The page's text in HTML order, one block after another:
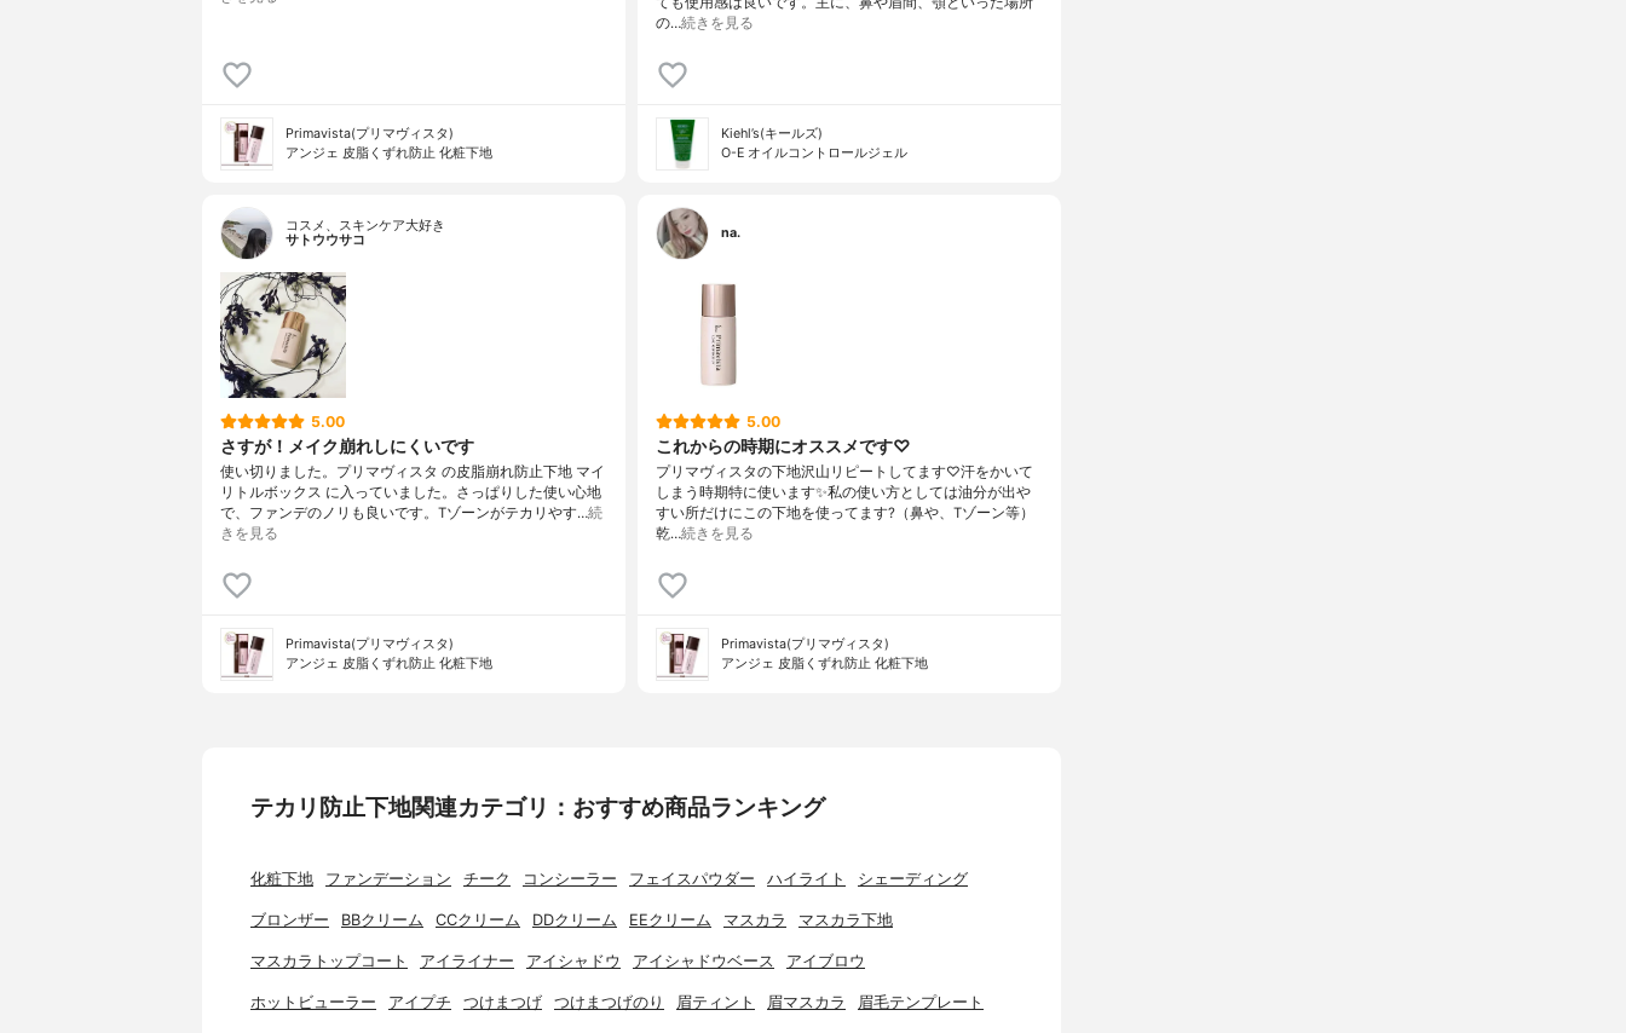
Primavista(プリマヴィスタ)
アンジェ 皮脂くずれ防止 化粧下地
の…続きを見る
Kiehl’s(キールズ)
O-E オイルコントロールジェル
コスメ、スキンケア大好き
サトウウサコ
5.00
さすが！メイク崩れしにくいです
使い切りました。プリマヴィスタ の皮脂崩れ防止下地 マイ
リトルボックス に入っていました。さっぱりした使い心地
で、ファンデのノリも良いです。Tゾーンがテカリやす…続
きを見る
Primavista(プリマヴィスタ)
アンジェ 皮脂くずれ防止 化粧下地
na.
5.00
これからの時期にオススメです♡
プリマヴィスタの下地沢山リピートしてます♡汗をかいて
しまう時期特に使います✨私の使い方としては油分が出や
すい所だけにこの下地を使ってます?（鼻や、Tゾーン等）
乾…続きを見る
Primavista(プリマヴィスタ)
アンジェ 皮脂くずれ防止 化粧下地
テカリ防止下地関連カテゴリ：おすすめ商品ランキング
化粧下地 ファンデーション チーク コンシーラー フェイスパウダー ハイライト シェーディング
ブロンザー BBクリーム CCクリーム DDクリーム EEクリーム マスカラ マスカラ下地
マスカラトップコート アイライナー アイシャドウ アイシャドウベース アイブロウ
ホットビューラー アイプチ つけまつげ つけまつげのり 眉ティント 眉マスカラ 眉毛テンプレート